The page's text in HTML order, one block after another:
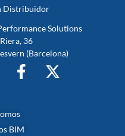
Distribuidor
Solutions
36
(Barcelona)
BIM